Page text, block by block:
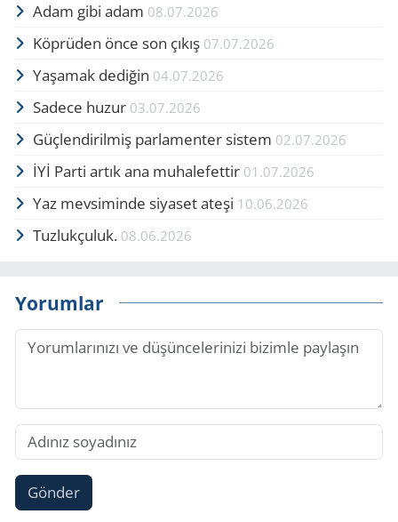
Adam gibi adam 08.07.2026
Köprüden önce son çıkış 07.07.2026
Yaşamak dediğin 04.07.2026
Sadece huzur 03.07.2026
Güçlendirilmiş parlamenter sistem 02.07.2026
İYİ Parti artık ana muhalefettir 01.07.2026
Yaz mevsiminde siyaset ateşi 10.06.2026
Tuzlukçuluk. 08.06.2026
Yorumlar
Gönder